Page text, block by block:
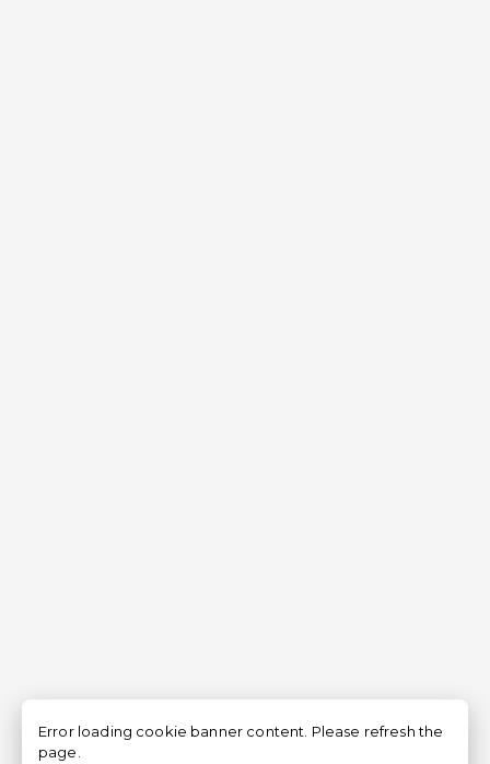
Error loading cookie banner content. Please refresh the
page.